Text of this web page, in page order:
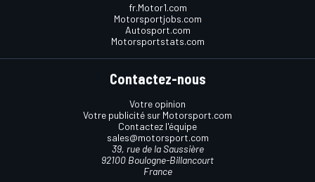
fr.Motor1.com
Motorsportjobs.com
Autosport.com
Motorsportstats.com
Contactez-nous
Votre opinion
Votre publicité sur Motorsport.com
Contactez l'équipe
sales@motorsport.com
39, rue de la Saussière
92100 Boulogne-Billancourt
France